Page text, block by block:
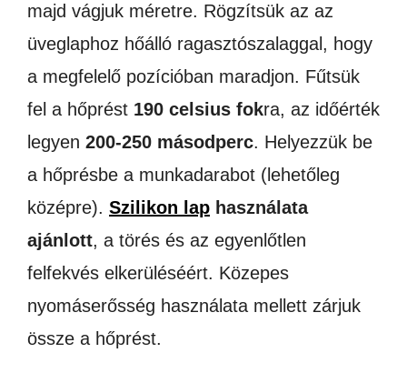
majd vágjuk méretre. Rögzítsük az az
üveglaphoz hőálló ragasztószalaggal, hogy
a megfelelő pozícióban maradjon. Fűtsük
fel a hőprést 190 celsius fokra, az időérték
legyen 200-250 másodperc. Helyezzük be
a hőprésbe a munkadarabot (lehetőleg
középre). Szilikon lap használata
ajánlott, a törés és az egyenlőtlen
felfekvés elkerüléséért. Közepes
nyomáserősség használata mellett zárjuk
össze a hőprést.